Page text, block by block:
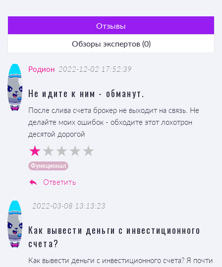
Отзывы
Обзоры экспертов (0)
Родион 2022-12-02 17:52:39
Не идите к ним - обманут.
После слива счета брокер не выходит на связь. Не
делайте моих ошибок - обходите этот лохотрон
десятой дорогой
Функционал
Ответить
2022-03-08 13:13:23
Как вывести деньги с инвестиционного
счета?
Как вывести деньги с инвестиционного счета? Я почти